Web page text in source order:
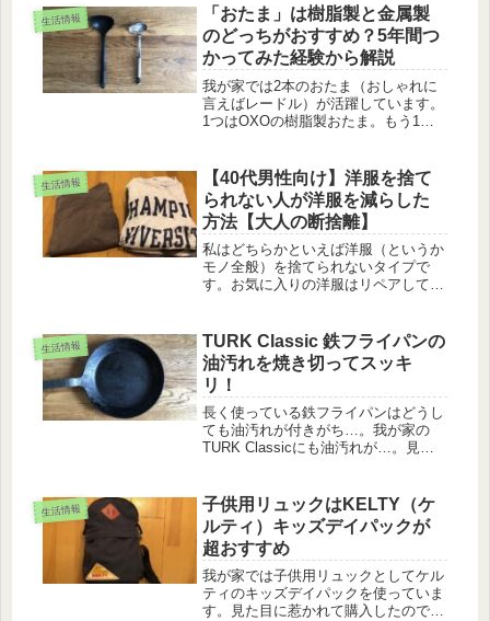
た。椅子に座る際の姿勢の悪さや足を
組むといった悪癖が原因なのはわかっ
てい...
生活情報
「おたま」は樹脂製と金属製
のどっちがおすすめ？5年間つ
かってみた経験から解説
我が家では2本のおたま（おしゃれに
言えばレードル）が活躍しています。
1つはOXOの樹脂製おたま。もう1つ
気に入りではあるのですが、どっちが
使いやすいかといえばOXOの...
生活情報
【40代男性向け】洋服を捨て
られない人が洋服を減らした
方法【大人の断捨離】
私はどちらかといえば洋服（というか
モノ全般）を捨てられないタイプで
す。お気に入りの洋服はリペアして着
ノで溢れかえる部屋を見ていると「少
し洋服を減らさないとな」という気持
ち...
生活情報
TURK Classic 鉄フライパンの
油汚れを焼き切ってスッキ
リ！
長く使っている鉄フライパンはどうし
ても油汚れが付きがち…。我が家の
TURK Classicにも油汚れが…。見て
した。結果としては大満足。見た目も
キレイになりましたし、油汚れ...
生活情報
子供用リュックはKELTY（ケ
ルティ）キッズデイパックが
超おすすめ
我が家では子供用リュックとしてケル
ティのキッズデイパックを使っていま
す。見た目に惹かれて購入したのです